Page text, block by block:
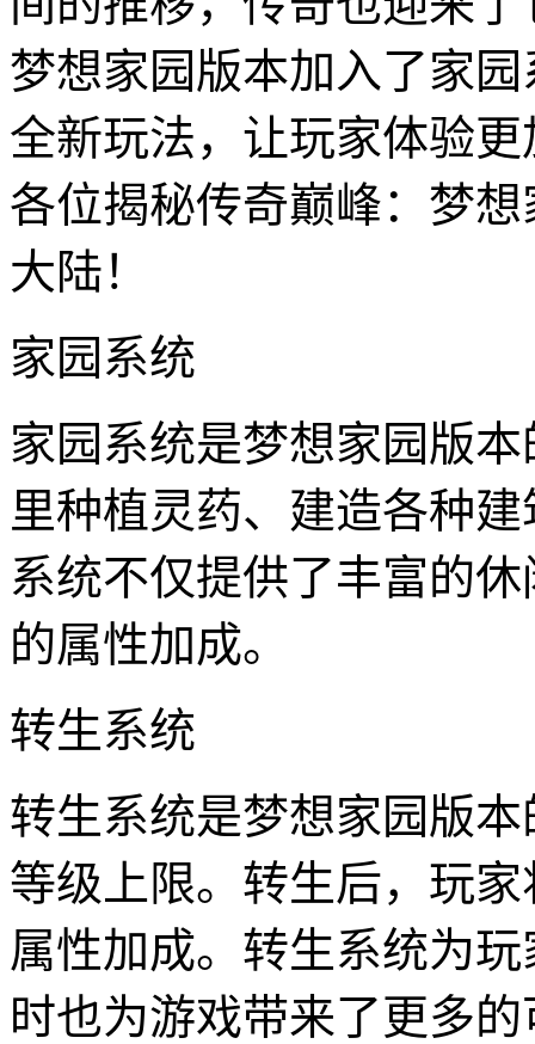
梦想家园版本加入了家
全新玩法，让玩家体验
各位揭秘传奇巅峰：梦
大陆！
家园系统
家园系统是梦想家园版
里种植灵药、建造各种
系统不仅提供了丰富的
的属性加成。
转生系统
转生系统是梦想家园版
等级上限。转生后，玩
属性加成。转生系统为
时也为游戏带来了更多